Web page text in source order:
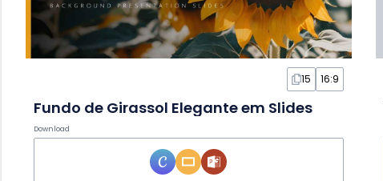
15 16:9
Fundo de Girassol Elegante em Slides
Download